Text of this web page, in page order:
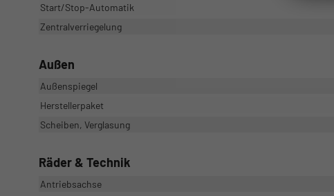
Start/Stop-Automatik
Zentralverriegelung
Außen
Außenspiegel
Herstellerpaket
Scheiben, Verglasung
Räder & Technik
Antriebsachse